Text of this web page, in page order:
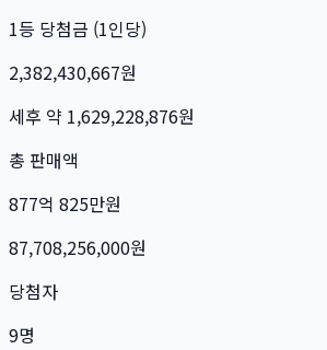
1등 당첨금 (1인당)
2,382,430,667원
세후 약 1,629,228,876원
총 판매액
877억 825만원
87,708,256,000원
당첨자
9명